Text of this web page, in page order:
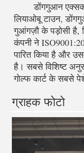
	डोंगगुआन एक्सकार इलेक्ट्रिक व्हीकल कं, लिमिटेड
लियाओबू टाउन,
गुआंगज़ौ के पड़ोसी है,
कंपनी ने
पारित किया है और
है। सबसे विशिष्ट
गोल्फ कार्ट के सबसे
ग्राहक फोटो